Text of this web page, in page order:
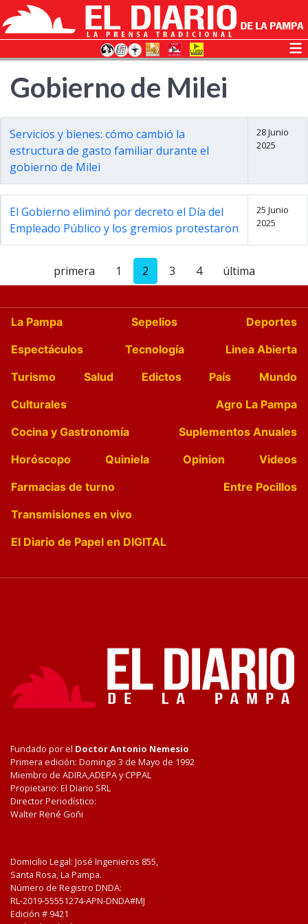
Gobierno de Milei
Servicios y bienes: cómo cambió la
estructura de gasto familiar durante el
gobierno de Milei
28 Junio
2025
El Gobierno eliminó por decreto el Día del
Empleado Público y los gremios protestaron
25 Junio
2025
primera 1 2 3 4 última
La Pampa Sepelios
Deportes
Espectáculos
Tecnología
Linea Abierta
Turismo
Salud Edictos País
Mundo
Culturales
Agro La Pampa
Cocina y Gastronomía
Suplementos Anuales
Horóscopo
Quiniela Opinion
Videos
Farmacias de turno
Entre Pocillos
Transmisiones en vivo
El Diario de Papel en DIGITAL
Fundado por el Doctor Antonio Nemesio
Primera edición: Domingo 3 de Mayo de 1992
Miembro de ADIRA,ADEPA y CPPAL
Propietario: El Diario SRL
Director Periodístico:
Walter René Goñi
Domicilio Legal: José Ingenieros 855,
Santa Rosa, La Pampa.
Número de Registro DNDA:
RL-2019-55551274-APN-DNDA#MJ
Edición # 9421